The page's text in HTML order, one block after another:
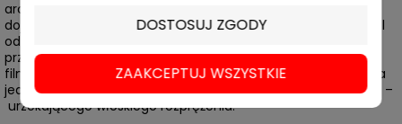
architektury i brzydota pobazgranych kamienic. Słodycz
dojrzałych pomarańczy i słoność Morza Tyrreńskiego. Neapol
od wieków fascynował badaczy, inspirował artystów,
przyciągał podróżników. I choć znamy jego literackie czy
filmowe oblicze, wciąż tak naprawdę nie wiemy, dlaczego dla
jednych jest synonimem męczącego bezładu, a dla drugich –
urzekającego włoskiego rozprężenia.
DOSTOSUJ ZGODY
ZAAKCEPTUJ WSZYSTKIE